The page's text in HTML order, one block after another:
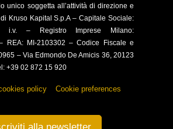
unico soggetta all’attività di direzione e
Kruso Kapital S.p.A – Capitale Sociale:
i.v. – Registro Imprese Milano:
REA: MI-2103302 – Codice Fiscale e
– Via Edmondo De Amicis 36, 20123
+39 02 872 15 920
policy– Cookie preferences
alla newsletter